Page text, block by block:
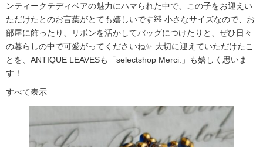
ンティークテディベアの魅力にハマられた中で、この子をお迎えい
ただけたとのお言葉がとても嬉しいです🧸 小さなサイズなので、お
部屋に飾ったり、リボンを活かしてバッグにつけたりと、ぜひ日々
の暮らしの中で可愛がってくださいね✨ 大切に迎えていただけたこ
とを、ANTIQUE LEAVESも「selectshop Merci.」も嬉しく思いま
す！
すべて表示